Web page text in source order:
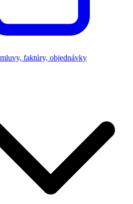
faktúry, objednávky